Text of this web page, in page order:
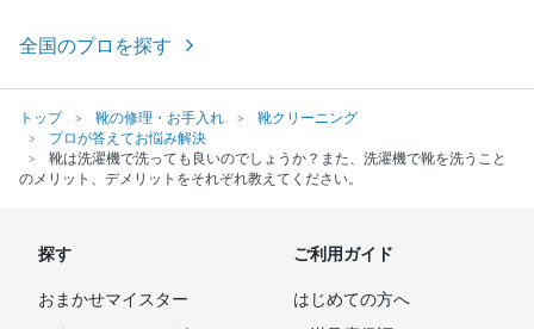
全国のプロを探す
トップ 靴の修理・お手入れ
靴クリーニング
プロが答えてお悩み解決
靴は洗濯機で洗っても良いのでしょうか？また、洗濯機で靴を洗うこと
のメリット、デメリットをそれぞれ教えてください。
探す
おまかせマイスター
ご利用ガイド
はじめての方へ